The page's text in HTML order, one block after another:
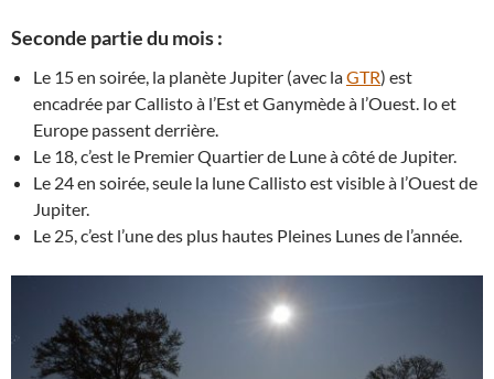
Seconde partie du mois :
Le 15 en soirée, la planète Jupiter (avec laGTR) est
encadrée par Callisto à l’Est et Ganymède à l’Ouest. Io et
Europe passent derrière.
Le 18, c’est le Premier Quartier de Lune à côté de Jupiter.
Le 24 en soirée, seule la lune Callisto est visible à l’Ouest de
Jupiter.
Le 25, c’est l’une des plus hautes Pleines Lunes de l’année.